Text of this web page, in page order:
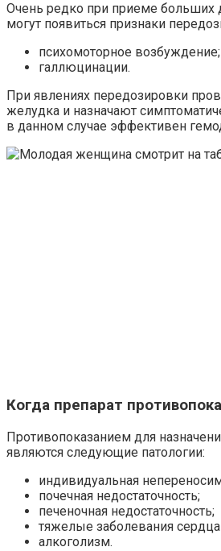
Очень редко при приеме больших
могут появиться признаки
психомоторное возбуждение;
галлюцинации.
При явлениях передозировки
желудка и назначают
в данном случае эффективен
Когда препарат
Противопоказанием для
являются следующие патологии:
индивидуальная
почечная недостаточность;
печеночная недостаточность;
тяжелые заболевания
алкоголизм.